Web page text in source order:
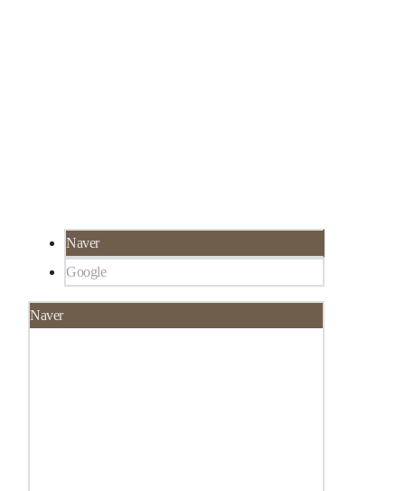
Naver
Google
Naver